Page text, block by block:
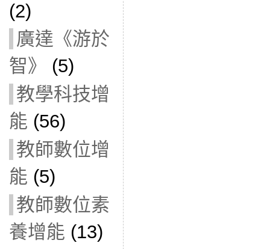
(2)
廣達《游於
智》
(5)
教學科技增
能 (56)
教師數位增
能 (5)
教師數位素
養增能 (13)